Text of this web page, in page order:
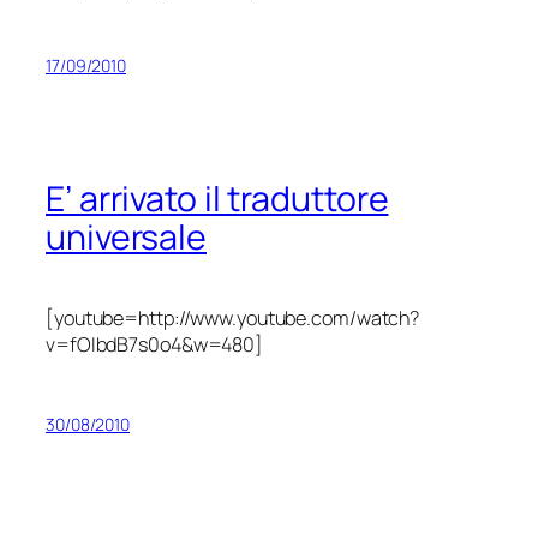
17/09/2010
E’ arrivato il traduttore
universale
[youtube=http://www.youtube.com/watch?
v=fOIbdB7s0o4&w=480]
30/08/2010